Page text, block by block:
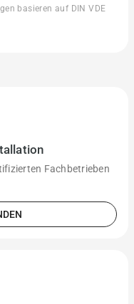
basieren auf DIN VDE
Fachbetrieben